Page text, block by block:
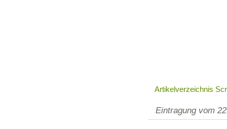
Artikelverzeichnis
Eintragung vom